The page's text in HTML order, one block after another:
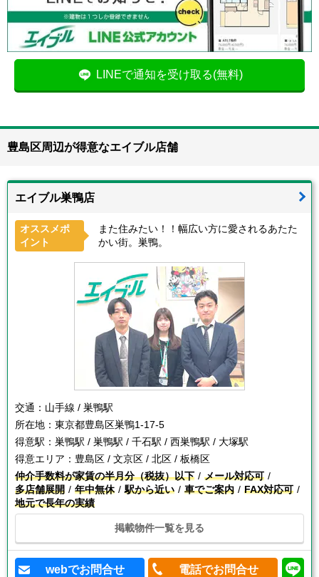
LINEで通知を受け取る(無料)
豊島区周辺が得意なエイブル店舗
エイブル巣鴨店
オススメポ
イント
また住みたい！！幅広い方に愛されるあたた
かい街。巣鴨。
交通： 山手線 / 巣鴨駅
所在地： 東京都豊島区巣鴨1-17-5
得意駅： 巣鴨駅 / 巣鴨駅 / 千石駅 / 西巣鴨駅 / 大塚駅
得意エリア： 豊島区 / 文京区 / 北区 / 板橋区
仲介手数料が家賃の半月分（税抜）以下
メール対応可
多店舗展開
年中無休 駅から近い 車でご案内
FAX対応可
地元で長年の実績
掲載物件一覧を見る
webでお問合せ 電話でお問合せ